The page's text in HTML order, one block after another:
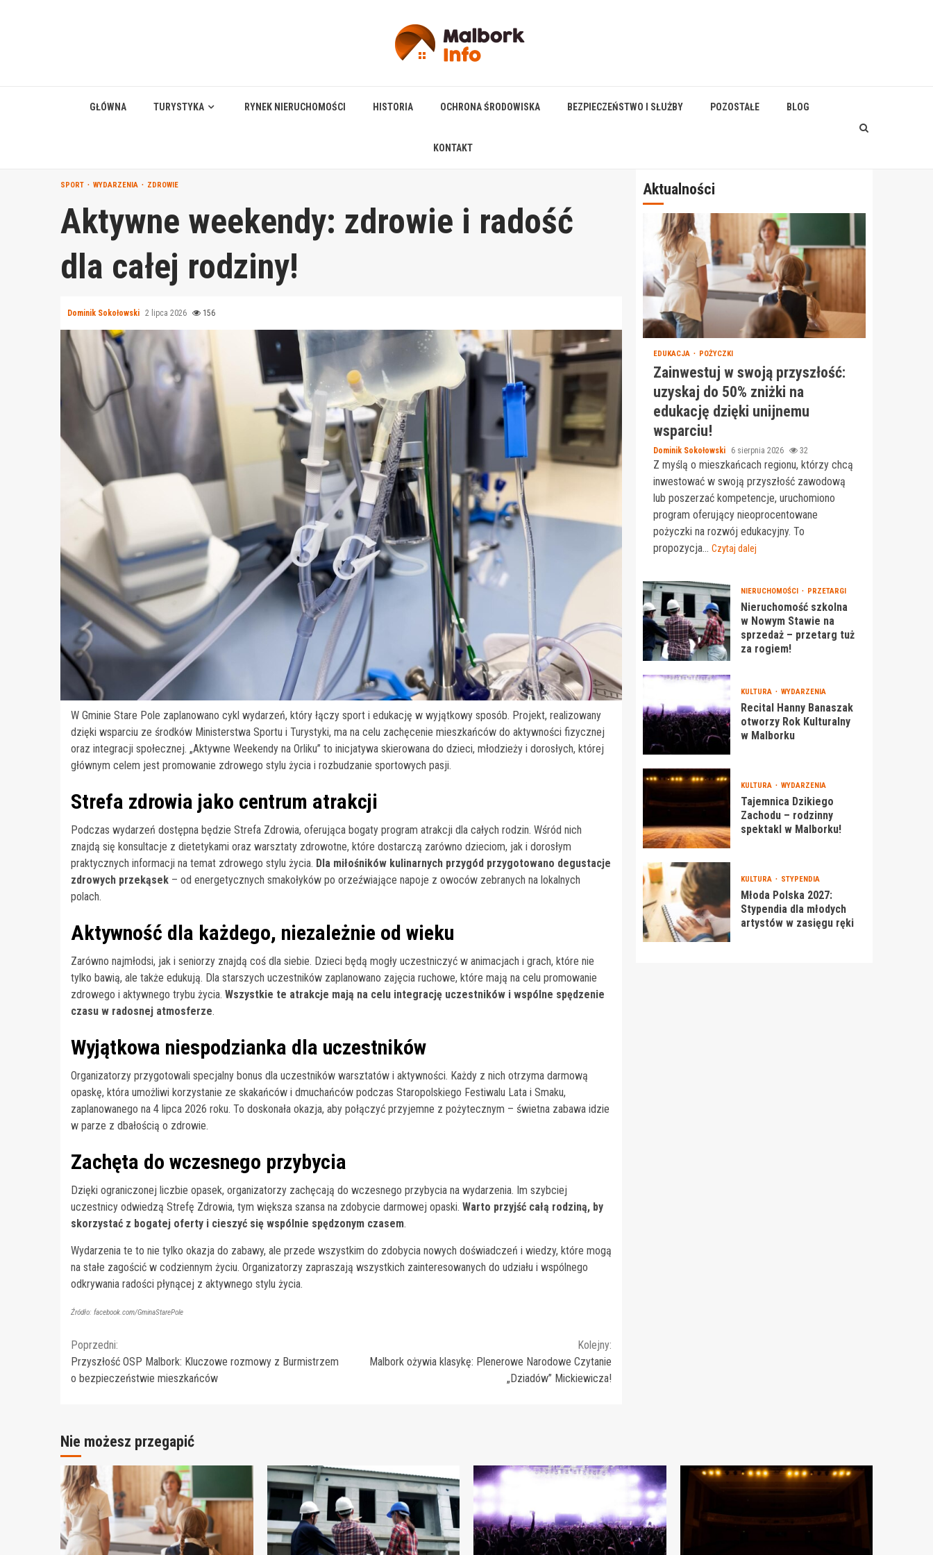
GŁÓWNA TURYSTYKA RYNEK NIERUCHOMOŚCI HISTORIA OCHRONA ŚRODOWISKA BEZPIECZEŃSTWO I SŁUŻBY POZOSTAŁE BLOG
KONTAKT
SPORT WYDARZENIA ZDROWIE
Aktywne weekendy: zdrowie i radość
dla całej rodziny!
Dominik Sokołowski 2 lipca 2026 156
W Gminie Stare Pole zaplanowano cykl wydarzeń, który łączy sport i edukację w wyjątkowy sposób. Projekt, realizowany
dzięki wsparciu ze środków Ministerstwa Sportu i Turystyki, ma na celu zachęcenie mieszkańców do aktywności fizycznej
oraz integracji społecznej. „Aktywne Weekendy na Orliku” to inicjatywa skierowana do dzieci, młodzieży i dorosłych, której
głównym celem jest promowanie zdrowego stylu życia i rozbudzanie sportowych pasji.
Strefa zdrowia jako centrum atrakcji
Podczas wydarzeń dostępna będzie Strefa Zdrowia, oferująca bogaty program atrakcji dla całych rodzin. Wśród nich
znajdą się konsultacje z dietetykami oraz warsztaty zdrowotne, które dostarczą zarówno dzieciom, jak i dorosłym
praktycznych informacji na temat zdrowego stylu życia. Dla miłośników kulinarnych przygód przygotowano degustacje
zdrowych przekąsek – od energetycznych smakołyków po orzeźwiające napoje z owoców zebranych na lokalnych
polach.
Aktywność dla każdego, niezależnie od wieku
Zarówno najmłodsi, jak i seniorzy znajdą coś dla siebie. Dzieci będą mogły uczestniczyć w animacjach i grach, które nie
tylko bawią, ale także edukują. Dla starszych uczestników zaplanowano zajęcia ruchowe, które mają na celu promowanie
zdrowego i aktywnego trybu życia. Wszystkie te atrakcje mają na celu integrację uczestników i wspólne spędzenie
czasu w radosnej atmosferze.
Wyjątkowa niespodzianka dla uczestników
Organizatorzy przygotowali specjalny bonus dla uczestników warsztatów i aktywności. Każdy z nich otrzyma darmową
opaskę, która umożliwi korzystanie ze skakańców i dmuchańców podczas Staropolskiego Festiwalu Lata i Smaku,
zaplanowanego na 4 lipca 2026 roku. To doskonała okazja, aby połączyć przyjemne z pożytecznym – świetna zabawa idzie
w parze z dbałością o zdrowie.
Zachęta do wczesnego przybycia
Dzięki ograniczonej liczbie opasek, organizatorzy zachęcają do wczesnego przybycia na wydarzenia. Im szybciej
uczestnicy odwiedzą Strefę Zdrowia, tym większa szansa na zdobycie darmowej opaski. Warto przyjść całą rodziną, by
skorzystać z bogatej oferty i cieszyć się wspólnie spędzonym czasem.
Wydarzenia te to nie tylko okazja do zabawy, ale przede wszystkim do zdobycia nowych doświadczeń i wiedzy, które mogą
na stałe zagościć w codziennym życiu. Organizatorzy zapraszają wszystkich zainteresowanych do udziału i wspólnego
odkrywania radości płynącej z aktywnego stylu życia.
Źródło: facebook.com/GminaStarePole
Continue
Reading
Poprzedni:
Przyszłość OSP Malbork: Kluczowe rozmowy z Burmistrzem
o bezpieczeństwie mieszkańców
Kolejny:
Malbork ożywia klasykę: Plenerowe Narodowe Czytanie
„Dziadów” Mickiewicza!
Aktualności
EDUKACJA POŻYCZKI
Zainwestuj w swoją przyszłość:
uzyskaj do 50% zniżki na
edukację dzięki unijnemu
wsparciu!
Dominik Sokołowski 6 sierpnia 2026 32
Z myślą o mieszkańcach regionu, którzy chcą
inwestować w swoją przyszłość zawodową
lub poszerzać kompetencje, uruchomiono
program oferujący nieoprocentowane
pożyczki na rozwój edukacyjny. To
propozycja... Czytaj dalej
NIERUCHOMOŚCI PRZETARGI
Nieruchomość szkolna
w Nowym Stawie na
sprzedaż – przetarg tuż
za rogiem!
KULTURA WYDARZENIA
Recital Hanny Banaszak
otworzy Rok Kulturalny
w Malborku
KULTURA WYDARZENIA
Tajemnica Dzikiego
Zachodu – rodzinny
spektakl w Malborku!
KULTURA STYPENDIA
Młoda Polska 2027:
Stypendia dla młodych
artystów w zasięgu ręki
Nie możesz przegapić